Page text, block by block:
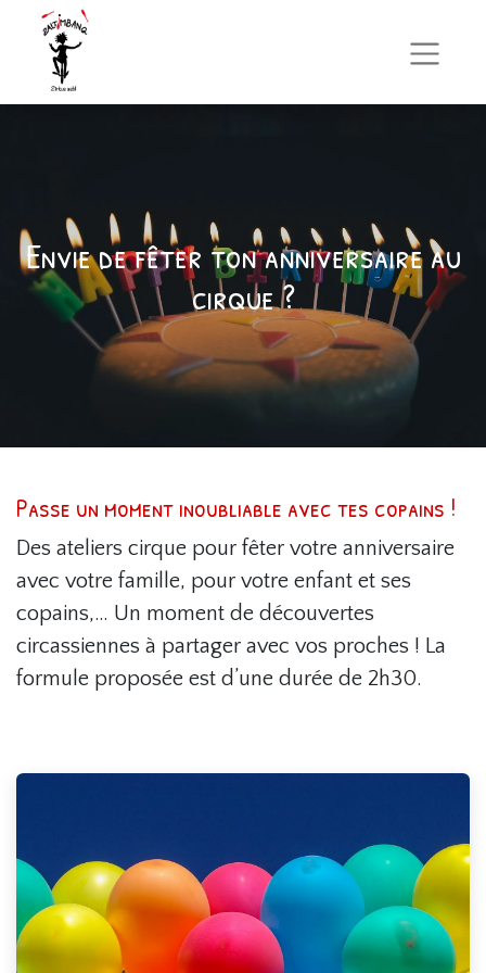
Envie de fêter ton anniversaire au
cirque ?
Passe un moment inoubliable avec tes copains !
Des ateliers cirque pour fêter votre anniversaire
avec votre famille, pour votre enfant et ses
copains,… Un moment de découvertes
circassiennes à partager avec vos proches ! La
formule proposée est d’une durée de 2h30.